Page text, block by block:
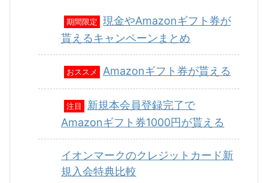
期間限定
現金やAmazonギフト券が
貰えるキャンペーンまとめ
おススメ Amazonギフト券が貰える
注目
新規本会員登録完了で
Amazonギフト券1000円が貰える
イオンマークのクレジットカード新
規入会特典比較